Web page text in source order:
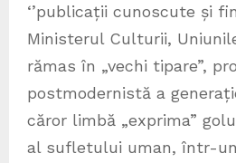
‘’publicații cunoscute și
Ministerul Culturii,
rămas în „vechi tipare”,
postmodernistă a
căror limbă „exprima”
al sufletului uman, într-